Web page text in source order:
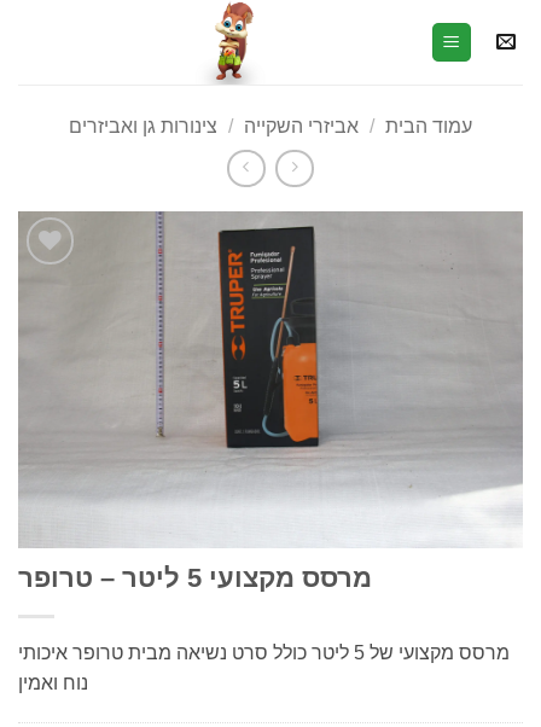
עמוד הבית / אביזרי השקייה / צינורות גן ואביזרים
מרסס מקצועי 5 ליטר – טרופר
מרסס מקצועי של 5 ליטר כולל סרט נשיאה מבית טרופר איכותי
נוח ואמין